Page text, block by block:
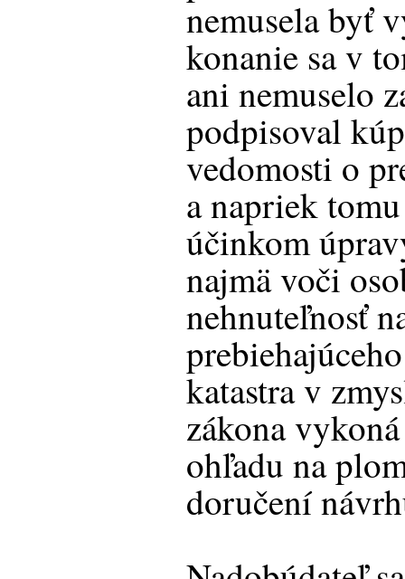
nemusela byť
konanie sa v
ani nemuselo
podpisoval
vedomosti o
a napriek
účinkom
najmä voči
nehnuteľnosť
katastra v
zákona
ohľadu na
doručení